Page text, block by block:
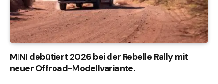
MINI debütiert 2026 bei der Rebelle Rally mit
neuer Offroad-Modellvariante.